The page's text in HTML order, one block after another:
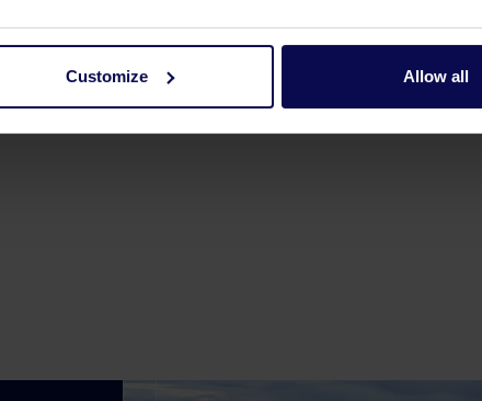
Customize Allow all